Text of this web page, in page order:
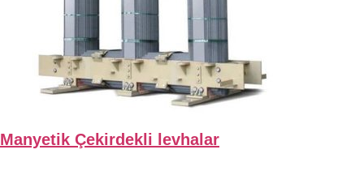
Manyetik Çekirdekli levhalar